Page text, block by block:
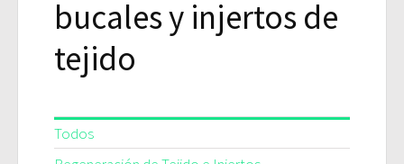
bucales y injertos de
tejido
Todos